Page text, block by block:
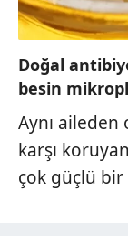
Doğal
besin
Aynı aileden
karşı
çok güçlü